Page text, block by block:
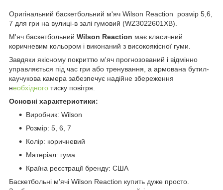
Оригінальний баскетбольний м'яч Wilson Reaction розмір 5,6,
7 для гри на вулиці-в залі гумовий (WZ3022601XB).
М'яч баскетбольний Wilson Reaction має класичний
коричневим кольором і виконаний з високоякісної гуми.
Завдяки якісному покриттю м'яч прогнозований і відмінно
управляється під час гри або тренування, а армована бутил-
каучукова камера забезпечує надійне збереження
необхідного тиску повітря.
Основні характеристики:
Виробник: Wilson
Розмір: 5, 6, 7
Колір: коричневий
Матеріал: гума
Країна реєстрації бренду: США
Баскетбольні м'ячі Wilson Reaction купить дуже просто.